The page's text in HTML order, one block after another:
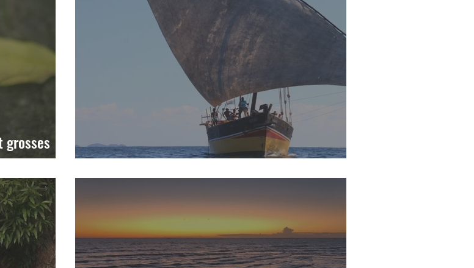
grosses
Hommage à la grand voile : "Z'enfants... Alefa!"